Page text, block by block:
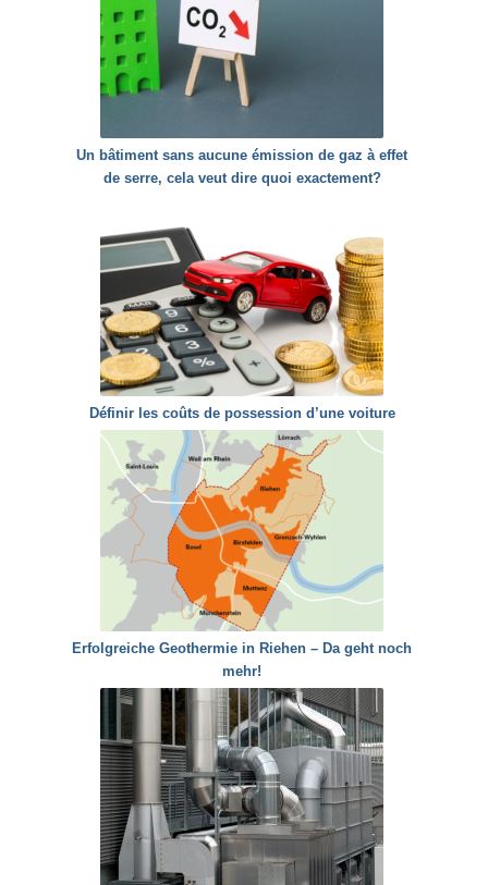
Un bâtiment sans aucune émission de gaz à effet
de serre, cela veut dire quoi exactement?
Définir les coûts de possession d’une voiture
Erfolgreiche Geothermie in Riehen – Da geht noch
mehr!